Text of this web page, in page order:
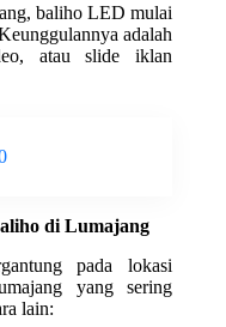
baliho LED mulai
adalah
atau slide iklan
di Lumajang
pada lokasi
yang sering
lain: